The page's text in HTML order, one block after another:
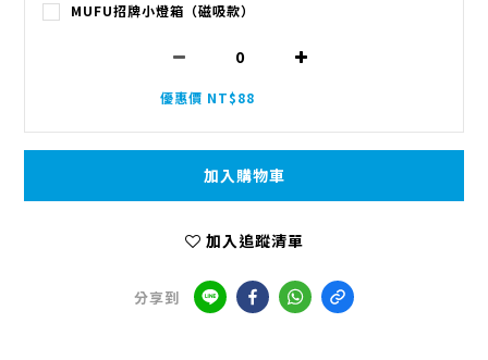
MUFU招牌小燈箱（磁吸款）
優惠價 NT$88
加入購物車
加入追蹤清單
分享到